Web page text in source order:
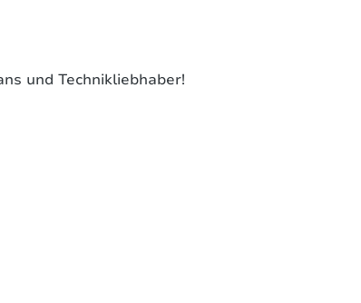
und Technikliebhaber!